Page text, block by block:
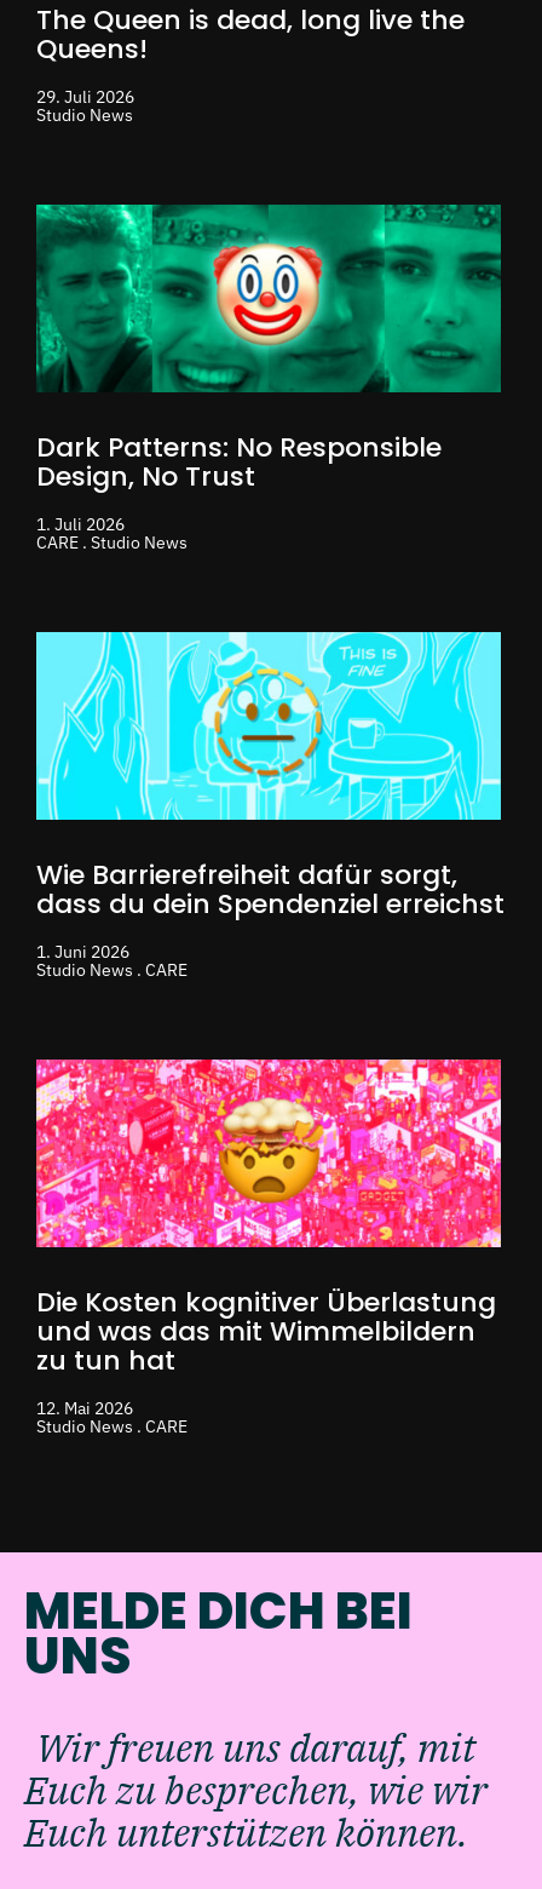
The Queen is dead, long live the
Queens!
29. Juli 2026
Studio News
Dark Patterns: No Responsible
Design, No Trust
1. Juli 2026
CARE . Studio News
Wie Barrierefreiheit dafür sorgt,
dass du dein Spendenziel erreichst
1. Juni 2026
Studio News . CARE
Die Kosten kognitiver Überlastung
und was das mit Wimmelbildern
zu tun hat
12. Mai 2026
Studio News . CARE
MELDE DICH BEI
UNS
Wir freuen uns darauf, mit
Euch zu besprechen, wie wir
Euch unterstützen können.